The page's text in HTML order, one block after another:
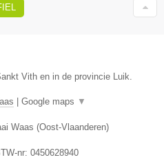
Vith en in de provincie Luik.
Google maps ▼
Waas (Oost-Vlaanderen)
nr: 0450628940